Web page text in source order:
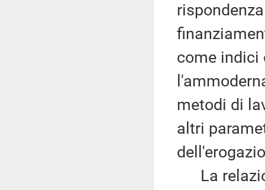
come indici
metodi di
altri
La